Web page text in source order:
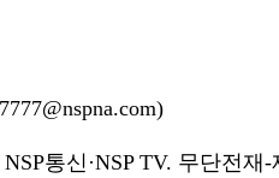
통신·NSP TV. 무단전재-